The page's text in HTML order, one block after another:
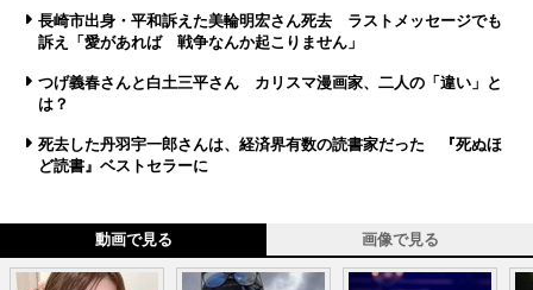
長崎市出身・平和訴えた美輪明宏さん死去 ラストメッセージでも
訴え「愛があれば 戦争なんか起こりません」
つげ義春さんと白土三平さん カリスマ漫画家、二人の「違い」と
は？
死去した丹羽宇一郎さんは、経済界有数の読書家だった 『死ぬほ
ど読書』ベストセラーに
動画で見る 画像で見る